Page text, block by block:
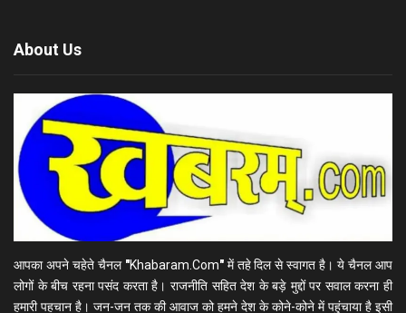
About Us
आपका अपने चहेते चैनल "Khabaram.Com"में तहे दिल से स्वागत है। ये चैनल आप
लोगों के बीच रहना पसंद करता है। राजनीति सहित देश के बड़े मुद्दों पर सवाल करना ही
हमारी पहचान है। जन-जन तक की आवाज को हमने देश के कोने-कोने में पहुंचाया है इसी